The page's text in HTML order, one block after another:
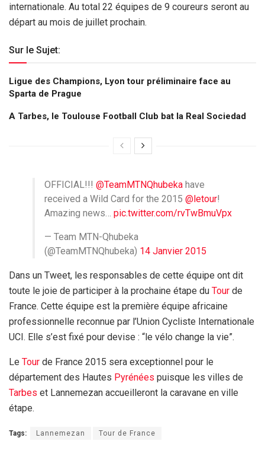
internationale. Au total 22 équipes de 9 coureurs seront au
départ au mois de juillet prochain.
Sur le Sujet:
Ligue des Champions, Lyon tour préliminaire face au
Sparta de Prague
A Tarbes, le Toulouse Football Club bat la Real Sociedad
OFFICIAL!!! @TeamMTNQhubeka have
received a Wild Card for the 2015 @letour!
Amazing news… pic.twitter.com/rvTwBmuVpx
— Team MTN-Qhubeka
(@TeamMTNQhubeka) 14 Janvier 2015
Dans un Tweet, les responsables de cette équipe ont dit
toute le joie de participer à la prochaine étape du Tour de
France. Cette équipe est la première équipe africaine
professionnelle reconnue par l’Union Cycliste Internationale
UCI. Elle s’est fixé pour devise : “le vélo change la vie”.
Le Tour de France 2015 sera exceptionnel pour le
département des Hautes Pyrénées puisque les villes de
Tarbes et Lannemezan accueilleront la caravane en ville
étape.
Tags: Lannemezan Tour de France